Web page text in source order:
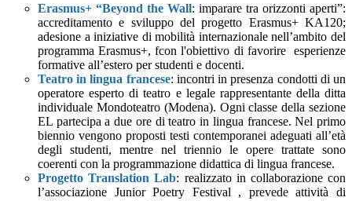
Erasmus+ “Beyond the Wall: imparare tra orizzonti aperti”:
accreditamento e sviluppo del progetto Erasmus+ KA120;
adesione a iniziative di mobilità internazionale nell’ambito del
programma Erasmus+, fcon l'obiettivo di favorire esperienze
formative all’estero per studenti e docenti.
Teatro in lingua francese: incontri in presenza condotti di un
operatore esperto di teatro e legale rappresentante della ditta
individuale Mondoteatro (Modena). Ogni classe della sezione
EL partecipa a due ore di teatro in lingua francese. Nel primo
biennio vengono proposti testi contemporanei adeguati all’età
degli studenti, mentre nel triennio le opere trattate sono
coerenti con la programmazione didattica di lingua francese.
Progetto Translation Lab: realizzato in collaborazione con
l’associazione Junior Poetry Festival , prevede attività di